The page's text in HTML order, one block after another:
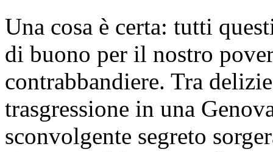
Una cosa è certa: tutti
di buono per il nostro
contrabbandiere. Tra
trasgressione in una
sconvolgente segreto